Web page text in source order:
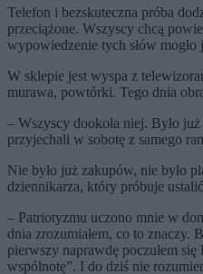
Telefon i bezskuteczna próba
przeciążone. Wszyscy chcą
wypowiedzenie tych słów mogło
W sklepie jest wyspa z
murawa, powtórki. Tego dnia
– Wszyscy dookoła niej. Było
przyjechali w sobotę z samego
Nie było już zakupów, nie było
dziennikarza, który próbuje
– Patriotyzmu uczono mnie w
dnia zrozumiałem, co to znaczy.
pierwszy naprawdę poczułem
wspólnotę”. I do dziś nie